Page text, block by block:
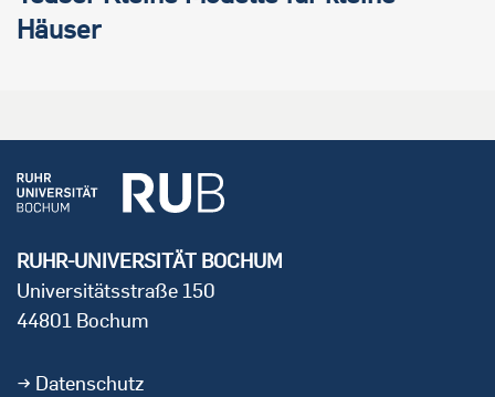
Häuser
RUHR-UNIVERSITÄT BOCHUM
Universitätsstraße 150
44801 Bochum
Datenschutz